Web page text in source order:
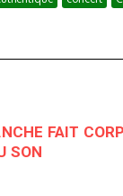
FAIT
SON